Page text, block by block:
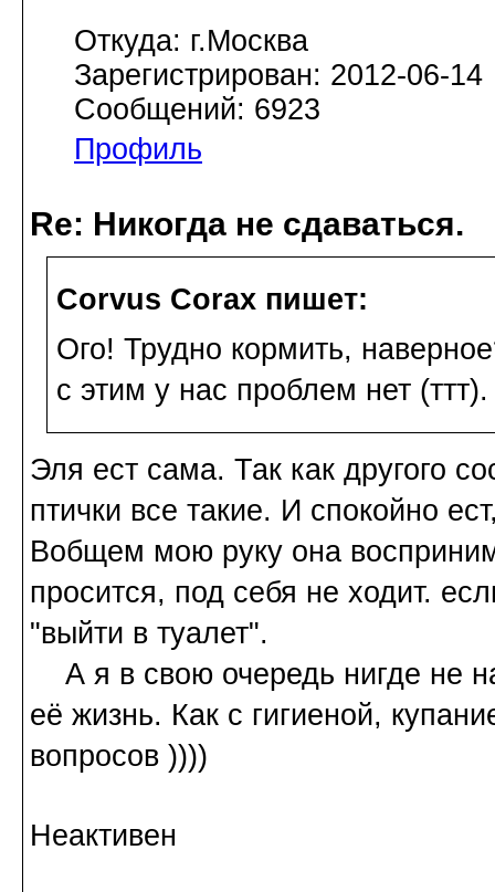
Откуда: г.Москва
Зарегистрирован: 2012-06-14
Сообщений: 6923
Профиль
Re: Никогда не сдаваться.
Corvus Corax пишет:
Ого! Трудно кормить,
с этим у нас проблем нет (ттт).
Эля ест сама. Так как другого
птички все такие. И спокойно
Вобщем мою руку она
просится, под себя не ходит.
"выйти в туалет".
А я в свою очередь нигде не
её жизнь. Как с гигиеной,
вопросов ))))
Неактивен